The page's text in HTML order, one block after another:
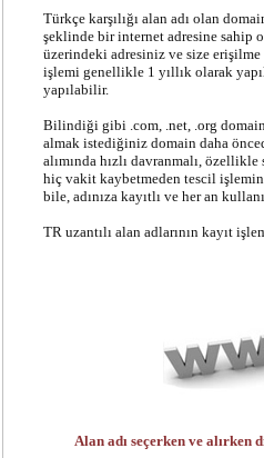
Türkçe karşılığı alan adı olan
şeklinde bir internet adresine sahip
üzerindeki adresiniz ve size erişilme
işlemi genellikle 1 yıllık olarak
yapılabilir.
Bilindiği gibi .com, .net, .org
almak istediğiniz domain daha
alımında hızlı davranmalı,
hiç vakit kaybetmeden tescil
bile, adınıza kayıtlı ve her an
TR uzantılı alan adlarının kayıt
Alan adı seçerken ve alırken